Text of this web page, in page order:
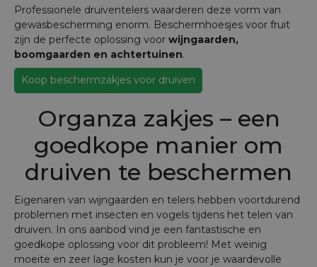
Professionele druiventelers waarderen deze vorm van
gewasbescherming enorm. Beschermhoesjes voor fruit
zijn de perfecte oplossing voor wijngaarden,
boomgaarden en achtertuinen.
Koop beschermzakjes voor druiven
Organza zakjes – een
goedkope manier om
druiven te beschermen
Eigenaren van wijngaarden en telers hebben voortdurend
problemen met insecten en vogels tijdens het telen van
druiven. In ons aanbod vind je een fantastische en
goedkope oplossing voor dit probleem! Met weinig
moeite en zeer lage kosten kun je voor je waardevolle